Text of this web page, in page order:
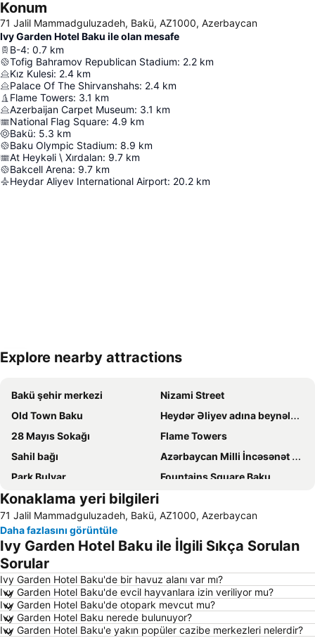
Konum
71 Jalil Mammadguluzadeh, Bakü, AZ1000, Azerbaycan
Ivy Garden Hotel Baku ile olan mesafe
B-4: 0.7 km
Tofig Bahramov Republican Stadium: 2.2 km
Kız Kulesi: 2.4 km
Palace Of The Shirvanshahs: 2.4 km
Flame Towers: 3.1 km
Azerbaijan Carpet Museum: 3.1 km
National Flag Square: 4.9 km
Bakü: 5.3 km
Baku Olympic Stadium: 8.9 km
At Heykəli \ Xırdalan: 9.7 km
Bakcell Arena: 9.7 km
Heydar Aliyev International Airport: 20.2 km
Haritayı genişlet
Explore nearby attractions
Bakü şehir merkezi
Nizami Street
Old Town Baku
Heydər Əliyev adına beynəlxalq hava limanı
28 Mayıs Sokağı
Flame Towers
Sahil bağı
Azərbaycan Milli İncəsənət Muzeyi
Park Bulvar
Fountains Square Baku
Neftçilər Prospekti
Heydər Əliyev prospekti
Baku Boulevard
Azerbaijan State Museum of Art Rustam Mustafayev
Azadliq Square
Baku Expo Centre
Baku railway station
Baku International Sea Trade Port
Tofiq Bahramov Stadium
Palace of the Shirvanshahs
Kiçik Venesiya
Konaklama yeri bilgileri
71 Jalil Mammadguluzadeh, Bakü, AZ1000, Azerbaycan
Daha fazlasını görüntüle
Ivy Garden Hotel Baku ile İlgili Sıkça Sorulan
Sorular
Ivy Garden Hotel Baku'de bir havuz alanı var mı?
Ivy Garden Hotel Baku'de evcil hayvanlara izin veriliyor mu?
Ivy Garden Hotel Baku'de otopark mevcut mu?
Ivy Garden Hotel Baku nerede bulunuyor?
Ivy Garden Hotel Baku'e yakın popüler cazibe merkezleri nelerdir?